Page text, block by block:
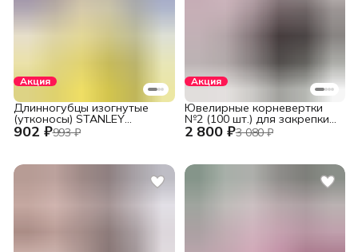
Акция
902 ₽993 ₽
Длинногубцы изогнутые
(утконосы) STANLEY
DYNAGRIP STHT84071-8-23
Акция
2 800 ₽3 080 ₽
Ювелирные корневертки
№2 (100 шт.) для закрепки
вставок